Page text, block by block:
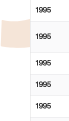
1995
1995
1995
1995
1995